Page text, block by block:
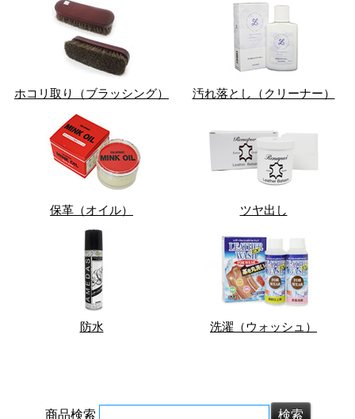
ホコリ取り（ブラッシング） 汚れ落とし（クリーナー）
保革（オイル） ツヤ出し
防水 洗濯（ウォッシュ）
商品検索